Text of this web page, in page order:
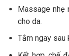
Massage nhẹ
cho da.
Tắm ngay sau